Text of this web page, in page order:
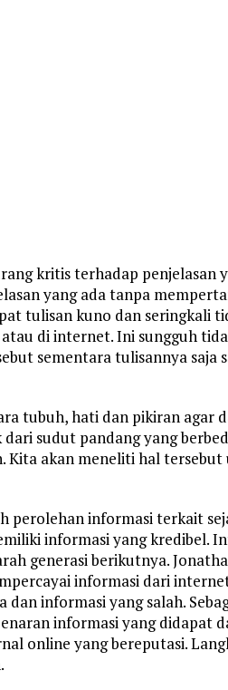
kritis terhadap penjelasan
yang ada tanpa
tulisan kuno dan seringkali
di internet. Ini sungguh
sementara tulisannya saja
tubuh, hati dan pikiran agar
sudut pandang yang
Kita akan meneliti hal
perolehan informasi terkait
informasi yang kredibel.
generasi berikutnya.
informasi dari
informasi yang salah.
informasi yang didapat
online yang bereputasi.